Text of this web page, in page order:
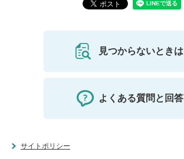
見つからないときは
よくある質問と回答
サイトポリシー